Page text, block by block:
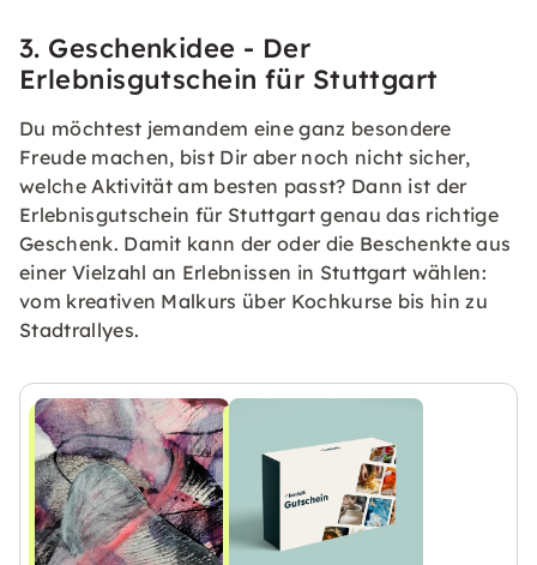
3. Geschenkidee - Der
Erlebnisgutschein für Stuttgart
Du möchtest jemandem eine ganz besondere
Freude machen, bist Dir aber noch nicht sicher,
welche Aktivität am besten passt? Dann ist der
Erlebnisgutschein für Stuttgart genau das richtige
Geschenk. Damit kann der oder die Beschenkte aus
einer Vielzahl an Erlebnissen in Stuttgart wählen:
vom kreativen Malkurs über Kochkurse bis hin zu
Stadtrallyes.